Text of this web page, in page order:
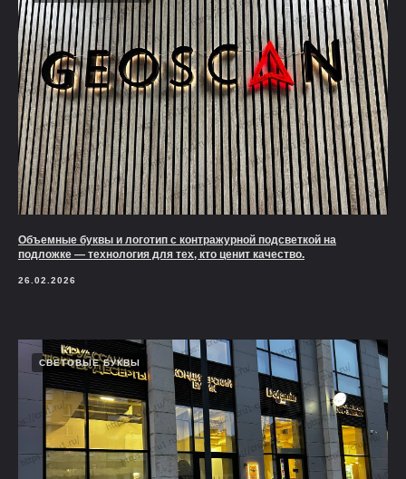
Объемные буквы и логотип с контражурной подсветкой на
подложке — технология для тех, кто ценит качество.
26.02.2026
СВЕТОВЫЕ БУКВЫ